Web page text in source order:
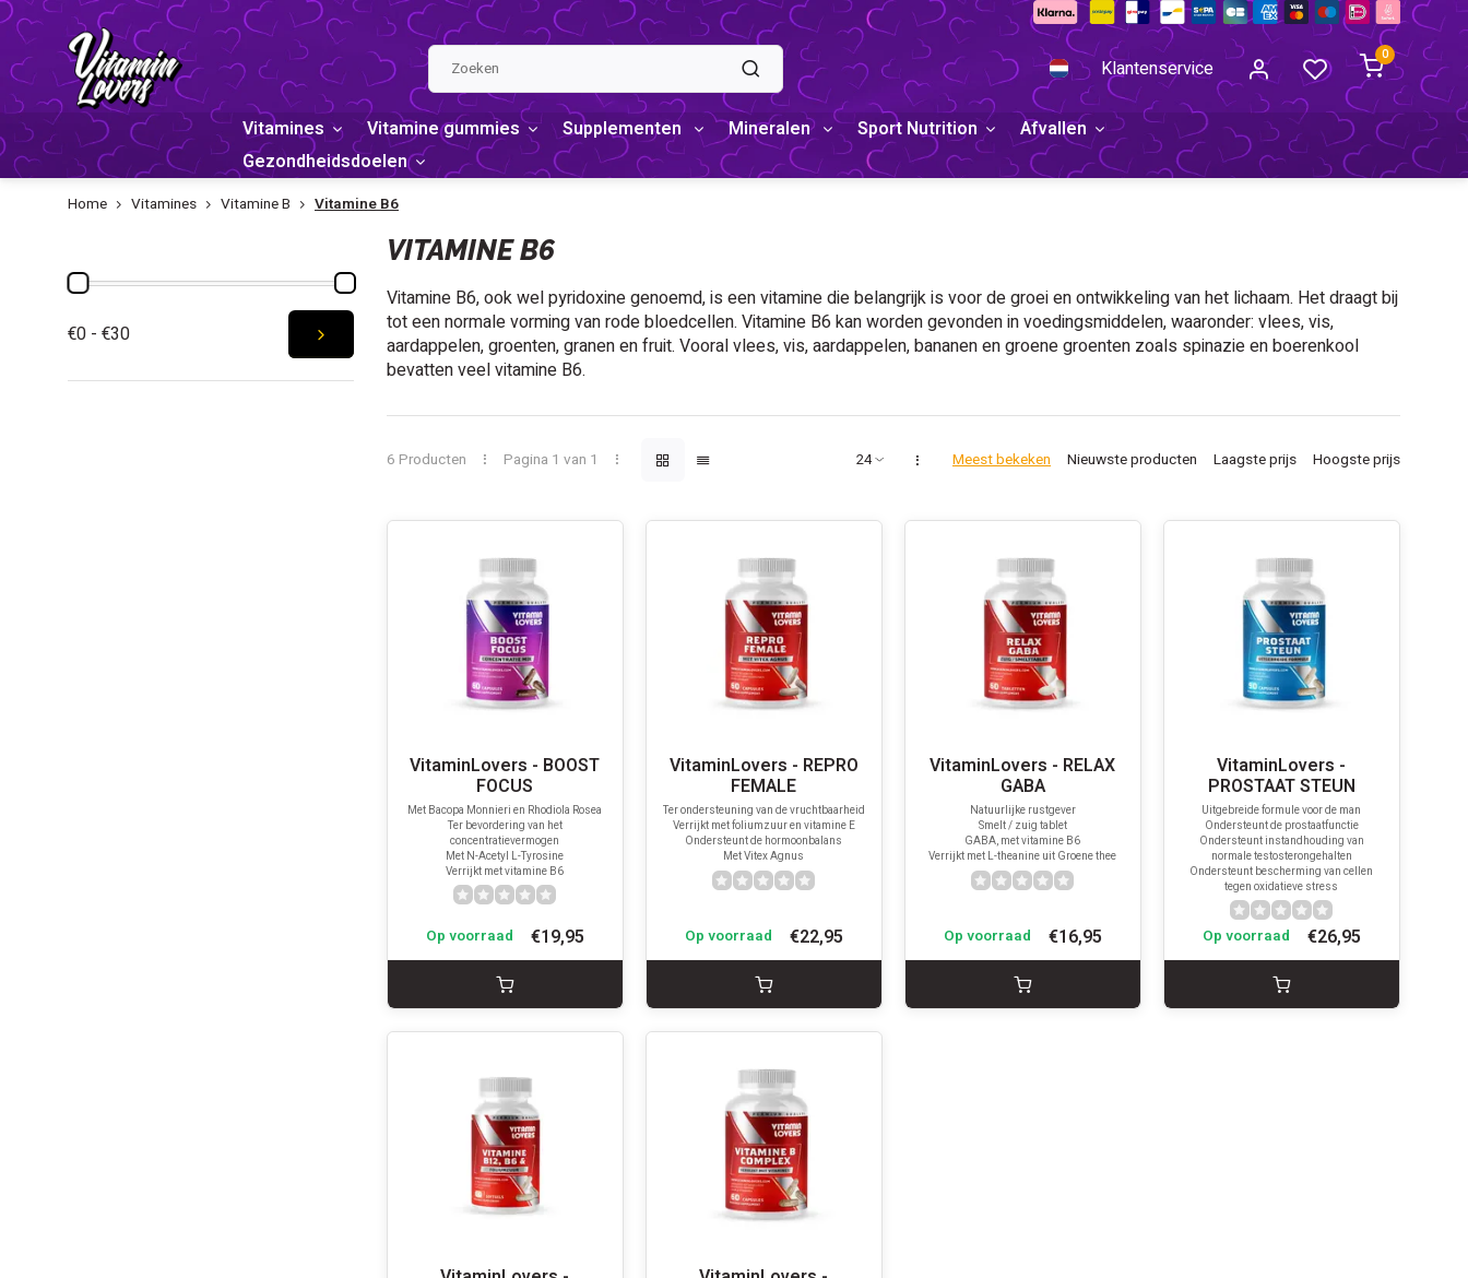
Klantenservice
0
Vitamines Vitamine gummies Supplementen Mineralen Sport Nutrition
Afvallen
Gezondheidsdoelen
Home Vitamines Vitamine B Vitamine B6
€0 - €30
VITAMINE B6
Vitamine B6, ook wel pyridoxine genoemd, is een vitamine die belangrijk is voor de groei en ontwikkeling van het lichaam. Het draagt bij
tot een normale vorming van rode bloedcellen. Vitamine B6 kan worden gevonden in voedingsmiddelen, waaronder: vlees, vis,
aardappelen, groenten, granen en fruit. Vooral vlees, vis, aardappelen, bananen en groene groenten zoals spinazie en boerenkool
bevatten veel vitamine B6.
6 Producten Pagina 1 van 1 Meest bekeken Nieuwste producten Laagste prijs Hoogste prijs
VitaminLovers - BOOST
FOCUS
Met Bacopa Monnieri en Rhodiola Rosea
Ter bevordering van het
concentratievermogen
Met N-Acetyl L-Tyrosine
Verrijkt met vitamine B6
€19,95
Op voorraad
VitaminLovers - REPRO
FEMALE
Ter ondersteuning van de vruchtbaarheid
Verrijkt met foliumzuur en vitamine E
Ondersteunt de hormoonbalans
Met Vitex Agnus
€22,95
Op voorraad
VitaminLovers - RELAX
GABA
Natuurlijke rustgever
Smelt / zuig tablet
GABA, met vitamine B6
Verrijkt met L-theanine uit Groene thee
€16,95
Op voorraad
VitaminLovers -
PROSTAAT STEUN
Uitgebreide formule voor de man
Ondersteunt de prostaatfunctie
Ondersteunt instandhouding van
normale testosterongehalten
Ondersteunt bescherming van cellen
tegen oxidatieve stress
€26,95
Op voorraad